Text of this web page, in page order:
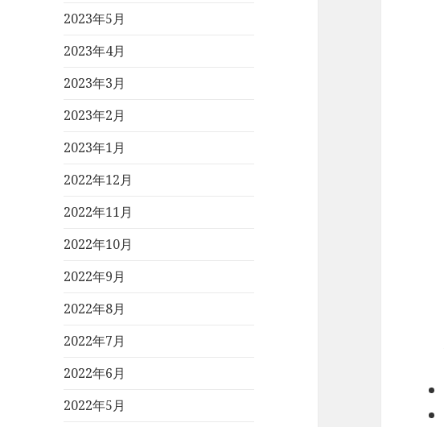
2023年5月
2023年4月
2023年3月
2023年2月
2023年1月
2022年12月
2022年11月
2022年10月
2022年9月
2022年8月
2022年7月
2022年6月
2022年5月